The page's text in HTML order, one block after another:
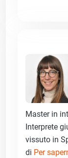
Master in
Interprete
vissuto in
di Per